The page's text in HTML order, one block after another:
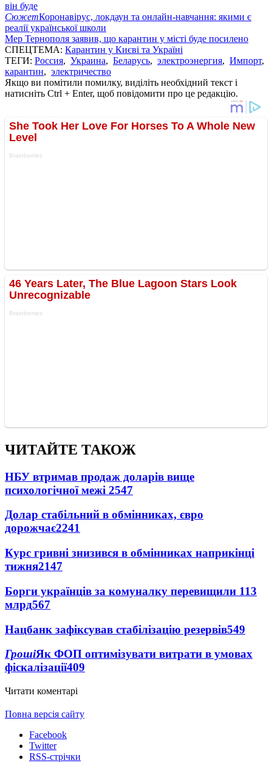
він буде
СюжетКоронавірус, локдаун та онлайн-навчання: якими є
реалії української школи
Мер Тернополя заявив, що карантин у місті буде посилено
СПЕЦТЕМА: Карантин у Києві та Україні
ТЕГИ: Россия, Украина, Беларусь, электроэнергия, Импорт,
карантин, электричество
Якщо ви помітили помилку, виділіть необхідний текст і
натисніть Ctrl + Enter, щоб повідомити про це редакцію.
ЧИТАЙТЕ ТАКОЖ
НБУ втримав продаж доларів вище
психологічної межі 2547
Долар стабільний в обмінниках, євро
дорожчає2241
Курс гривні знизився в обмінниках наприкінці
тижня2147
Борги українців за комуналку перевищили 113
млрд567
Нацбанк зафіксував стабілізацію резервів549
ГрошіЯк ФОП оптимізувати витрати в умовах
фіскалізації409
Читати коментарі
Повна версія сайту
Facebook
Twitter
RSS-стрічки